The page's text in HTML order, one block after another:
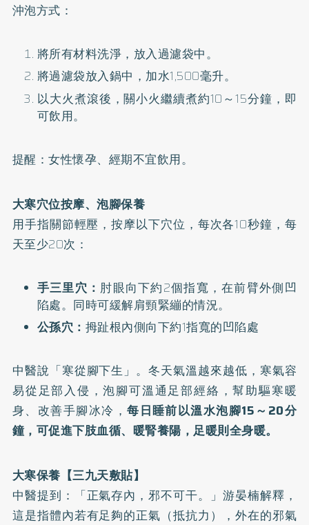
沖泡方式：
將所有材料洗淨，放入過濾袋中。
將過濾袋放入鍋中，加水1,500毫升。
以大火煮滾後，關小火繼續煮約10～15分鐘，即
可飲用。
提醒：女性懷孕、經期不宜飲用。
大寒穴位按摩、泡腳保養
用手指關節輕壓，按摩以下穴位，每次各10秒鐘，每
天至少20次：
手三里穴： 肘眼向下約2個指寬，在前臂外側凹
陷處。同時可緩解肩頸緊繃的情況。
公孫穴： 拇趾根內側向下約1指寬的凹陷處
中醫說「寒從腳下生」。冬天氣溫越來越低，寒氣容
易從足部入侵，泡腳可溫通足部經絡，幫助驅寒暖
身、改善手腳冰冷，每日睡前以溫水泡腳15～20分
鐘，可促進下肢血循、暖腎養陽，足暖則全身暖。
大寒保養【三九天敷貼】
中醫提到：「正氣存內，邪不可干。」游晏楠解釋，
這是指體內若有足夠的正氣（抵抗力），外在的邪氣